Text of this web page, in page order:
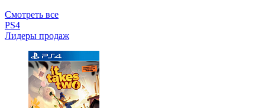
Смотреть все
PS4
Лидеры продаж